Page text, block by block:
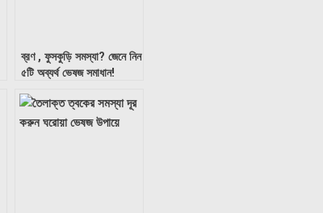
ব্রণ , ফুসকুড়ি সমস্যা? জেনে নিন
৫টি অব্যর্থ ভেষজ সমাধান!